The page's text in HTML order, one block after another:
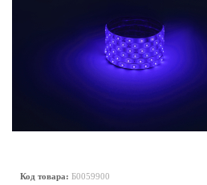
Код товара: Б0059900